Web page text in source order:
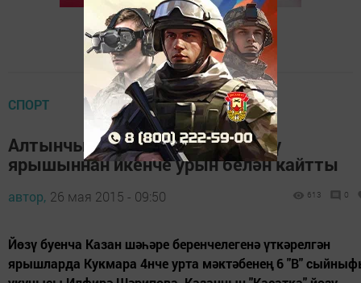
СПОРТ
Алтынчы сыйныф укучысы йөзү
ярышыннан икенче урын белән кайтты
автор, 26 мая 2015 - 09:50 613 0
Йөзү буенча Казан шәһәре беренчелегенә үткәрелгән
ярышларда Кукмара 4нче урта мәктәбенең 6 "В"